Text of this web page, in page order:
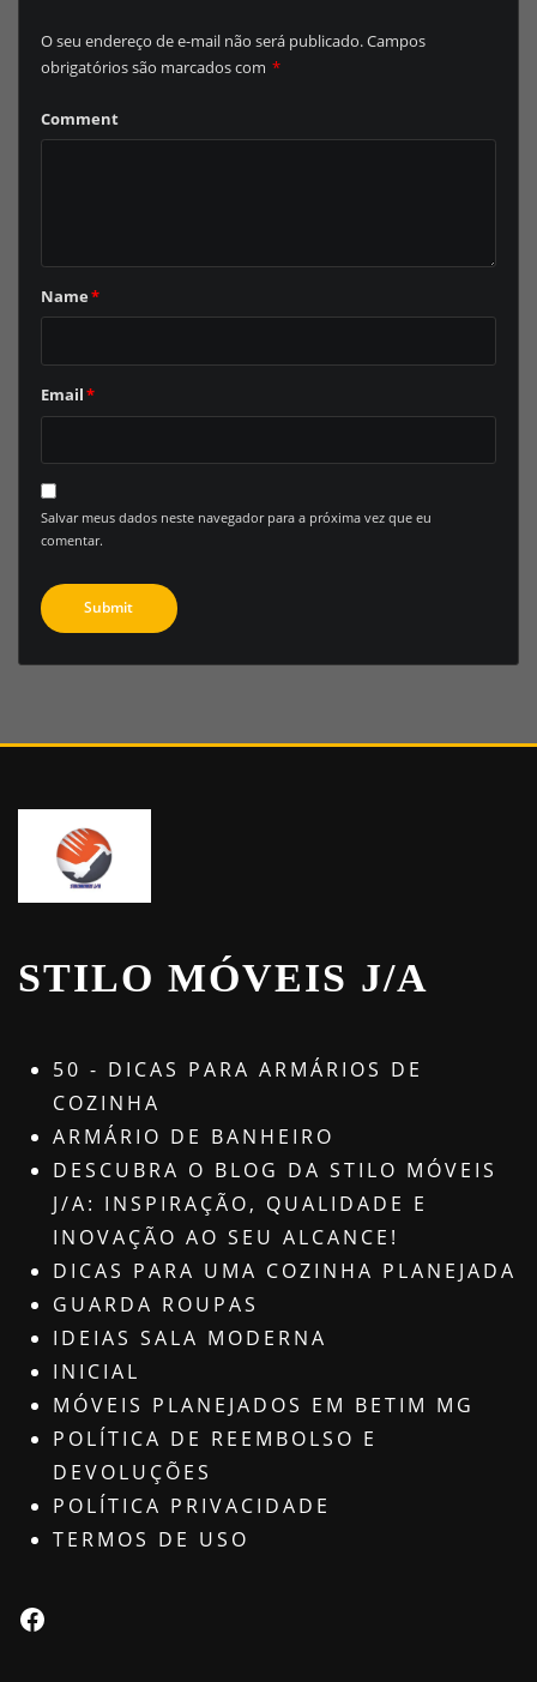
O seu endereço de e-mail não será publicado.Campos
obrigatórios são marcados com *
Comment
Name*
Email*
Salvar meus dados neste navegador para a próxima vez que eu
comentar.
STILO MÓVEIS J/A
50 - DICAS PARA ARMÁRIOS DE
COZINHA
ARMÁRIO DE BANHEIRO
DESCUBRA O BLOG DA STILO MÓVEIS
J/A: INSPIRAÇÃO, QUALIDADE E
INOVAÇÃO AO SEU ALCANCE!
DICAS PARA UMA COZINHA PLANEJADA
GUARDA ROUPAS
IDEIAS SALA MODERNA
INICIAL
MÓVEIS PLANEJADOS EM BETIM MG
POLÍTICA DE REEMBOLSO E
DEVOLUÇÕES
POLÍTICA PRIVACIDADE
TERMOS DE USO
Facebook